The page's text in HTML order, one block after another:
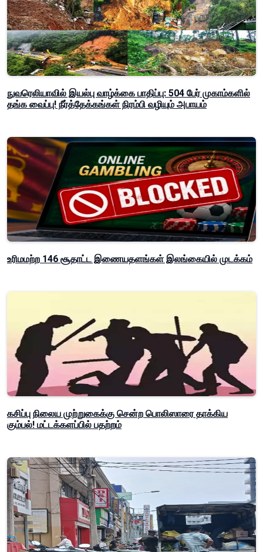
நுவரெலியாவில் இயல்பு வாழ்க்கை பாதிப்பு: 504 பேர் முகாம்களில்
தங்க வைப்பு! நீர்த்தேக்கங்கள் நிரம்பி வழியும் அபாயம்
உரிமமற்ற 146 சூதாட்ட இணையதளங்கள் இலங்கையில் முடக்கம்
கசிப்பு நிலைய முற்றுகைக்கு சென்ற பொலிஸாரை தாக்கிய
கும்பல்! மட்டக்களப்பில் பதற்றம்